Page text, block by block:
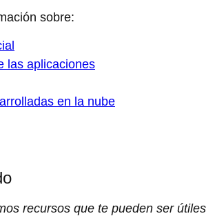
sobre:
las aplicaciones
en la nube
recursos que te pueden ser útiles